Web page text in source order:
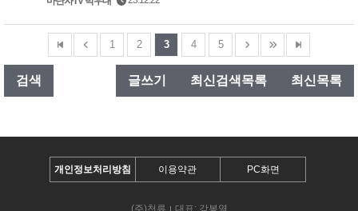
1 2 3 4 5
검색 글쓰기 최신검색목록 최신목록
개인정보처리방침 이용약관 PC화면